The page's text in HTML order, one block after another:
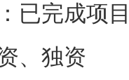
已完成项
、独资